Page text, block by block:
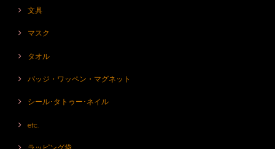
文具
マスク
タオル
バッジ・ワッペン・マグネット
シール･タトゥー･ネイル
etc.